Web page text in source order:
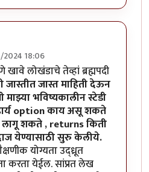
2024 18:06
लोखंडाचे तेव्हां ब्रह्मपदी
जास्त माहिती देऊन
माझ्या भविष्यकालीन स्टेडी
option काय असू शकते
लागू शकते , returns किती
येण्यासाठी सुरु केलीये.
योग्यता उद्ध्रूत
करता येईल. सांप्रत लेख